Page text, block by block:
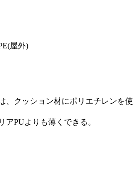
、クッション材にポリエチレンを使
アPUよりも薄くできる。